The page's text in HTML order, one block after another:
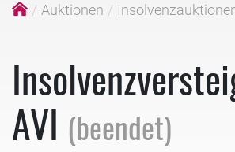
Auktionen
AVI (beendet)